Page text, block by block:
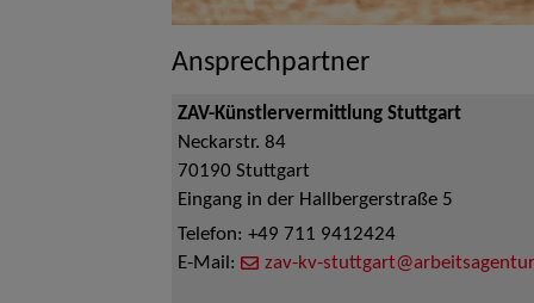
Ansprechpartner
ZAV-Künstlervermittlung Stuttgart
Neckarstr. 84
70190 Stuttgart
Eingang in der Hallbergerstraße 5
Telefon: +49 711 9412424
E-Mail:
zav-kv-